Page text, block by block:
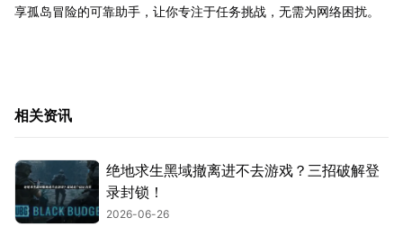
享孤岛冒险的可靠助手，让你专注于任务挑战，无需为网络困扰。
相关资讯
绝地求生黑域撤离进不去游戏？三招破解登
录封锁！
2026-06-26